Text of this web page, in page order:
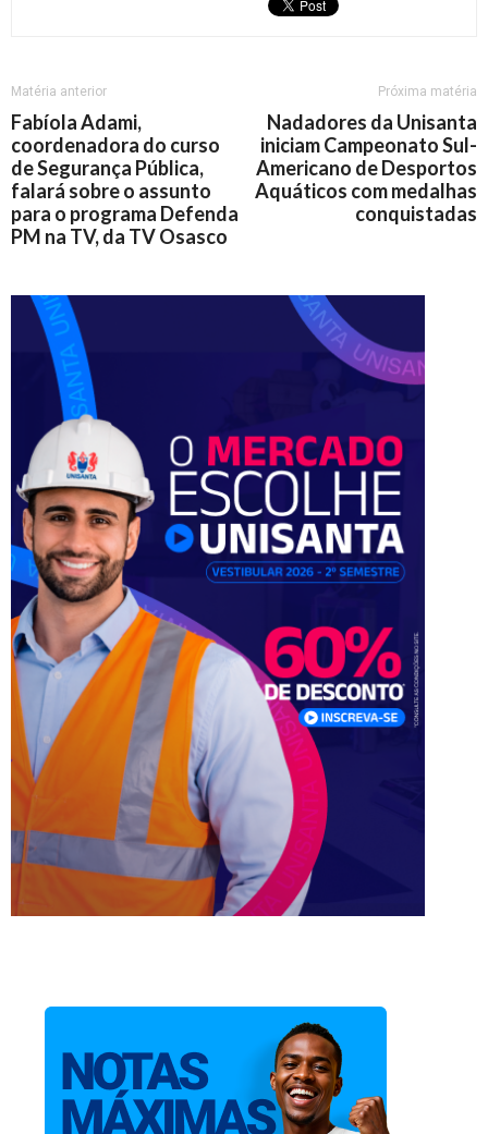
Matéria anterior
Fabíola Adami,
coordenadora do curso
de Segurança Pública,
falará sobre o assunto
para o programa Defenda
PM na TV, da TV Osasco
Próxima matéria
Nadadores da Unisanta
iniciam Campeonato Sul-
Americano de Desportos
Aquáticos com medalhas
conquistadas